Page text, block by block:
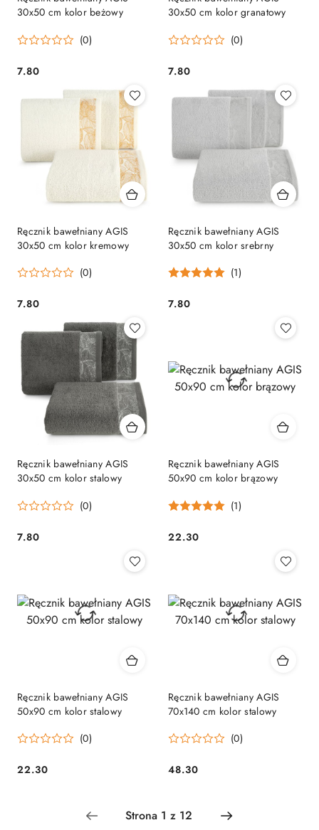
30x50 cm kolor beżowy
(0)
Cena:
7.80
30x50 cm kolor granatowy
(0)
Cena:
7.80
Ręcznik bawełniany AGIS
30x50 cm kolor kremowy
(0)
Cena:
7.80
Ręcznik bawełniany AGIS
30x50 cm kolor srebrny
(1)
Cena:
7.80
Ręcznik bawełniany AGIS
30x50 cm kolor stalowy
(0)
Cena:
7.80
Ręcznik bawełniany AGIS
50x90 cm kolor brązowy
(1)
Cena:
22.30
Ręcznik bawełniany AGIS
50x90 cm kolor stalowy
(0)
Cena:
22.30
Ręcznik bawełniany AGIS
70x140 cm kolor stalowy
(0)
Cena:
48.30